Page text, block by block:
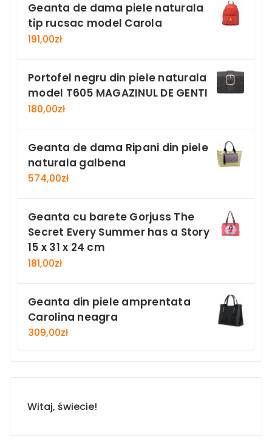
Geanta de dama piele naturala
tip rucsac model Carola
191,00zł
Portofel negru din piele naturala
model T605 MAGAZINUL DE GENTI
180,00zł
Geanta de dama Ripani din piele
naturala galbena
574,00zł
Geanta cu barete Gorjuss The
Secret Every Summer has a Story
15 x 31 x 24 cm
181,00zł
Geanta din piele amprentata
Carolina neagra
309,00zł
Witaj, świecie!